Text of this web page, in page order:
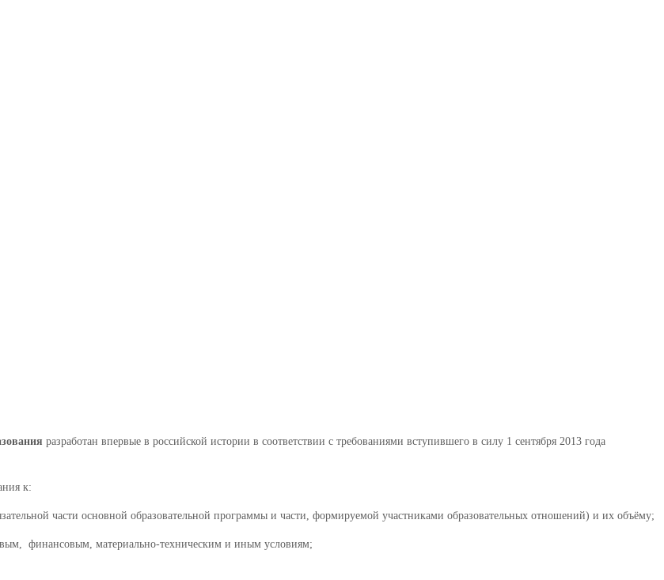
разработан впервые в российской истории в соответствии с требованиями вступившего в силу 1 сентября 2013 года
к:
части основной образовательной программы и части, формируемой участниками образовательных отношений) и их объёму;
финансовым, материально-техническим и иным условиям;